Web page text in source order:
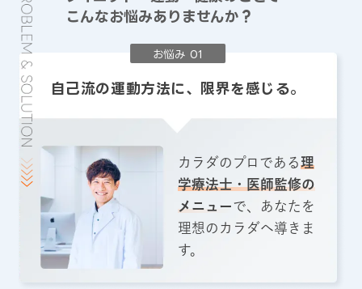
こんなお悩みありませんか？
お悩み 01
自己流の運動方法に、限界を感じる。
カラダのプロである理
学療法士・医師監修の
メニューで、あなたを
理想のカラダへ導きま
す。